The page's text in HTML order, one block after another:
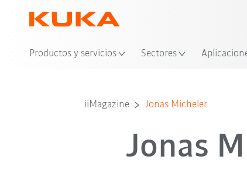
Productos y servicios Sectores
iiMagazine Jonas Micheler
Jonas